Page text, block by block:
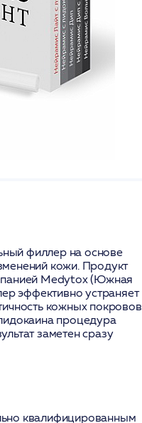
филлер на основе
кожи. Продукт
Medytox (Южная
эффективно устраняет
кожных покровов
процедура
заметен сразу
квалифицированным